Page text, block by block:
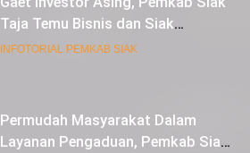
Taja Temu Bisnis dan Siak
Expoversary 2024
INFOTORIAL PEMKAB SIAK
Permudah Masyarakat Dalam
Layanan Pengaduan, Pemkab Siak